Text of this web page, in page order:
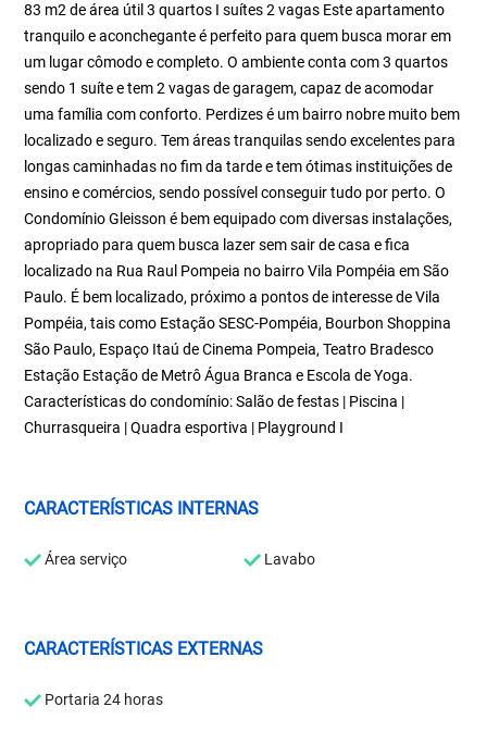
83 m2 de área útil 3 quartos I suítes 2 vagas Este apartamento
tranquilo e aconchegante é perfeito para quem busca morar em
um lugar cômodo e completo. O ambiente conta com 3 quartos
sendo 1 suíte e tem 2 vagas de garagem, capaz de acomodar
uma família com conforto. Perdizes é um bairro nobre muito bem
localizado e seguro. Tem áreas tranquilas sendo excelentes para
longas caminhadas no fim da tarde e tem ótimas instituições de
ensino e comércios, sendo possível conseguir tudo por perto. O
Condomínio Gleisson é bem equipado com diversas instalações,
apropriado para quem busca lazer sem sair de casa e fica
localizado na Rua Raul Pompeia no bairro Vila Pompéia em São
Paulo. É bem localizado, próximo a pontos de interesse de Vila
Pompéia, tais como Estação SESC-Pompéia, Bourbon Shoppina
São Paulo, Espaço Itaú de Cinema Pompeia, Teatro Bradesco
Estação Estação de Metrô Água Branca e Escola de Yoga.
Características do condomínio: Salão de festas | Piscina |
Churrasqueira | Quadra esportiva | Playground I
CARACTERÍSTICAS INTERNAS
Área serviço Lavabo
CARACTERÍSTICAS EXTERNAS
Portaria 24 horas